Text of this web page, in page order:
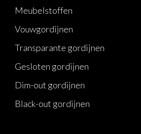
Meubelstoffen
Vouwgordijnen
Transparante gordijnen
Gesloten gordijnen
Dim-out gordijnen
Black-out gordijnen